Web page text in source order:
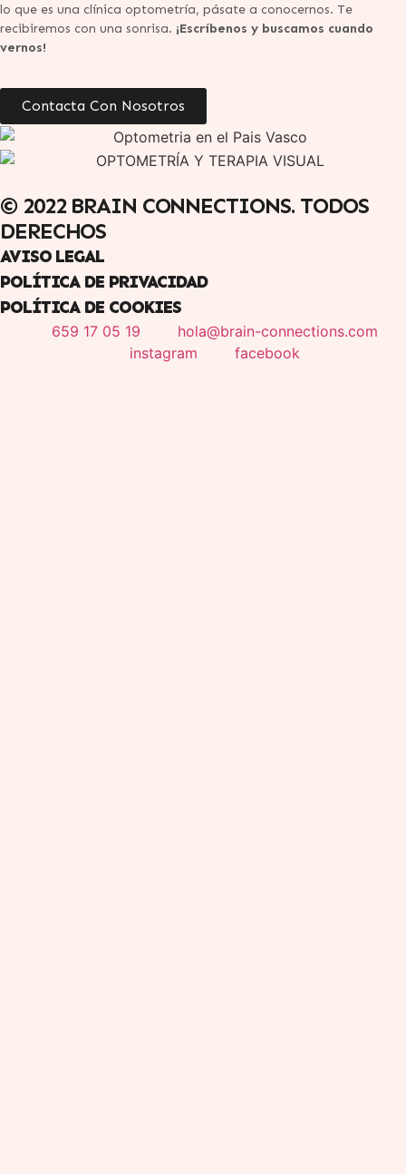
lo que es una clínica optometría, pásate a conocernos. Te
recibiremos con una sonrisa. ¡Escríbenos y buscamos cuando
vernos!
Contacta Con Nosotros
© 2022 BRAIN CONNECTIONS. TODOS
DERECHOS
AVISO LEGAL
POLÍTICA DE PRIVACIDAD
POLÍTICA DE COOKIES
659 17 05 19
hola@brain-connections.com
instagram
facebook